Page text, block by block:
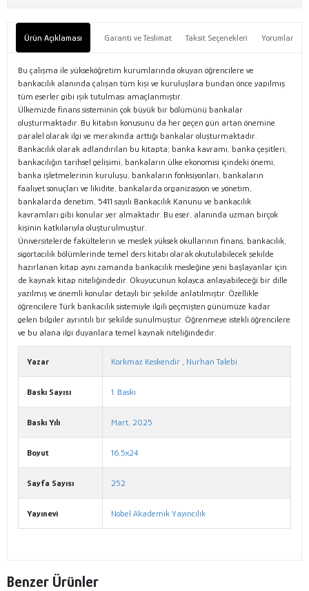
Ürün Açıklaması Garanti ve Teslimat Taksit Seçenekleri Yorumlar
Bu çalışma ile yükseköğretim kurumlarında okuyan öğrencilere ve
bankacılık alanında çalışan tüm kişi ve kuruluşlara bundan önce yapılmış
tüm eserler gibi ışık tutulması amaçlanmıştır.
Ülkemizde finans sisteminin çok büyük bir bölümünü bankalar
oluşturmaktadır. Bu kitabın konusunu da her geçen gün artan önemine
paralel olarak ilgi ve merakında arttığı bankalar oluşturmaktadır.
Bankacılık olarak adlandırılan bu kitapta; banka kavramı, banka çeşitleri,
bankacılığın tarihsel gelişimi, bankaların ülke ekonomisi içindeki önemi,
banka işletmelerinin kuruluşu, bankaların fonksiyonları, bankaların
faaliyet sonuçları ve likidite, bankalarda organizasyon ve yönetim,
bankalarda denetim, 5411 sayılı Bankacılık Kanunu ve bankacılık
kavramları gibi konular yer almaktadır. Bu eser, alanında uzman birçok
kişinin katkılarıyla oluşturulmuştur.
Üniversitelerde fakültelerin ve meslek yüksek okullarının finans, bankacılık,
sigortacılık bölümlerinde temel ders kitabı olarak okutulabilecek şekilde
hazırlanan kitap aynı zamanda bankacılık mesleğine yeni başlayanlar için
de kaynak kitap niteliğindedir. Okuyucunun kolayca anlayabileceği bir dille
yazılmış ve önemli konular detaylı bir şekilde anlatılmıştır. Özellikle
öğrencilere Türk bankacılık sistemiyle ilgili geçmişten günümüze kadar
gelen bilgiler ayrıntılı bir şekilde sunulmuştur. Öğrenmeye istekli öğrencilere
ve bu alana ilgi duyanlara temel kaynak niteliğindedir.
Yazar Korkmaz Keskendir , Nurhan Talebi
Baskı Sayısı 1. Baskı
Baskı Yılı Mart, 2025
Boyut 16,5x24
Sayfa Sayısı 252
Yayınevi Nobel Akademik Yayıncılık
Benzer Ürünler